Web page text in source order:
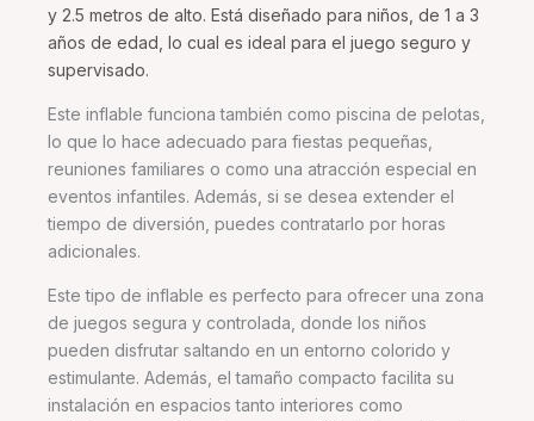
y 2.5 metros de alto. Está diseñado para niños, de 1 a 3
años de edad, lo cual es ideal para el juego seguro y
supervisado.
Este inflable funciona también como piscina de pelotas,
lo que lo hace adecuado para fiestas pequeñas,
reuniones familiares o como una atracción especial en
eventos infantiles. Además, si se desea extender el
tiempo de diversión, puedes contratarlo por horas
adicionales.
Este tipo de inflable es perfecto para ofrecer una zona
de juegos segura y controlada, donde los niños
pueden disfrutar saltando en un entorno colorido y
estimulante. Además, el tamaño compacto facilita su
instalación en espacios tanto interiores como